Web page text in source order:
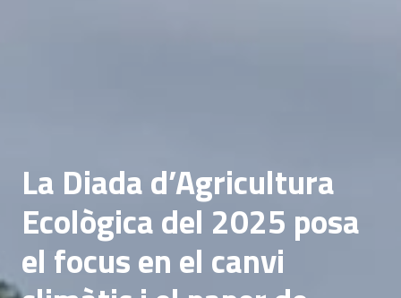
La Diada d’Agricultura
Ecològica del 2025 posa
el focus en el canvi